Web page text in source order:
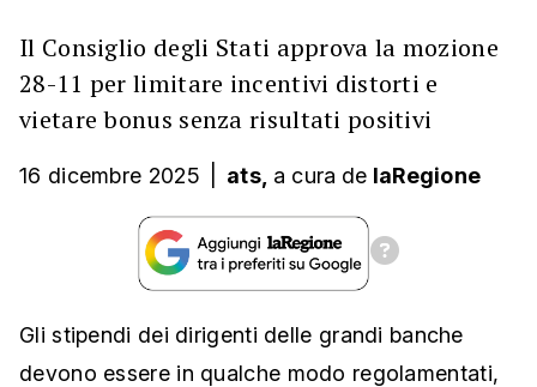
Il Consiglio degli Stati approva la mozione
28-11 per limitare incentivi distorti e
vietare bonus senza risultati positivi
16 dicembre 2025 ats, a cura de laRegione
Gli stipendi dei dirigenti delle grandi banche
devono essere in qualche modo regolamentati,